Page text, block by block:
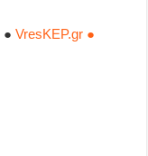
●VresKEP.gr ●